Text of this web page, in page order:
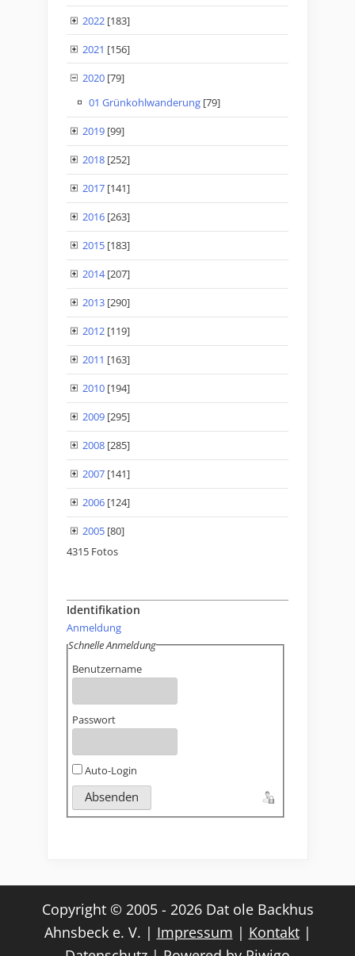
2022 [183]
2021 [156]
2020 [79]
01 Grünkohlwanderung [79]
2019 [99]
2018 [252]
2017 [141]
2016 [263]
2015 [183]
2014[207]
2013 [290]
2012 [119]
2011 [163]
2010 [194]
2009 [295]
2008 [285]
2007 [141]
2006 [124]
2005 [80]
4315 Fotos
Identifikation
Anmeldung
Schnelle Anmeldung
Benutzername
Passwort
Auto-Login
Copyright © 2005 - 2026 Dat ole Backhus
Ahnsbeck e. V. | Impressum | Kontakt|